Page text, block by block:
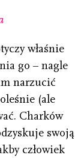
właśnie
go – nagle
narzucić
(ale
Charków
swoją
człowiek